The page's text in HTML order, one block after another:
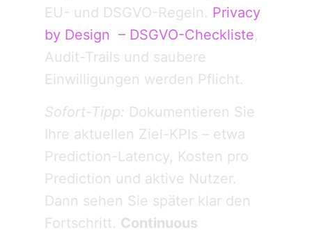
EU- und DSGVO-Regeln. Privacy
by Design – DSGVO-Checkliste,
Audit-Trails und saubere
Einwilligungen werden Pflicht.
Sofort-Tipp: Dokumentieren Sie
Ihre aktuellen Ziel-KPIs – etwa
Prediction-Latency, Kosten pro
Prediction und aktive Nutzer.
Dann sehen Sie später klar den
Fortschritt. Continuous